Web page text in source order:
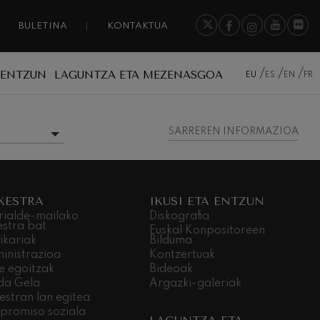
BULETINA KONTAKTUA
LAGUNTZA ETA MEZENASGOA EU ES EN FR
SARREREN INFORMAZIOA
mailako
bat
egoitzak
Gela
lan egitea
soziala
IKUSI ETA ENTZUN
Diskografia
Euskal Konpositoreen
Bilduma
Kontzertuak
Bideoak
Argazki-galeriak